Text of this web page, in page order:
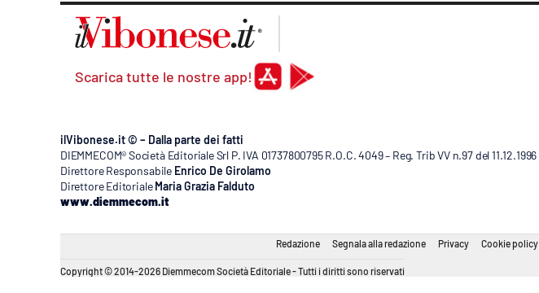
Scarica tutte le nostre app!
ilVibonese.it © – Dalla parte dei fatti
DIEMMECOM® Società Editoriale Srl P. IVA 01737800795 R.O.C. 4049 – Reg. Trib VV n.97 del 11.12.1996
Direttore Responsabile Enrico De Girolamo
Direttore Editoriale Maria Grazia Falduto
www.diemmecom.it
Redazione Segnala alla redazione Privacy Cookie policy
Copyright © 2014-2026 Diemmecom Società Editoriale - Tutti i diritti sono riservati